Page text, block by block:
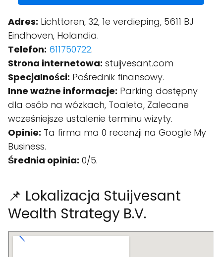
Adres: Lichttoren, 32, 1e verdieping, 5611 BJ
Eindhoven, Holandia.
Telefon: 611750722.
Strona internetowa: stuijvesant.com
Specjalności: Pośrednik finansowy.
Inne ważne informacje: Parking dostępny
dla osób na wózkach, Toaleta, Zalecane
wcześniejsze ustalenie terminu wizyty.
Opinie: Ta firma ma 0 recenzji na Google My
Business.
Średnia opinia: 0/5.
📌 Lokalizacja Stuijvesant
Wealth Strategy B.V.